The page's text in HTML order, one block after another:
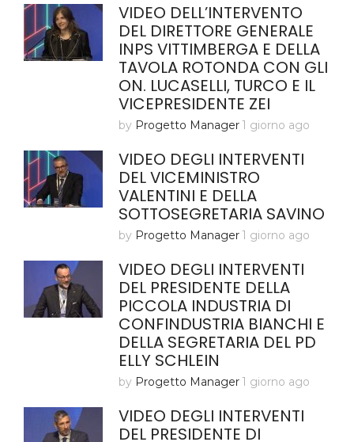
VIDEO DELL’INTERVENTO
DEL DIRETTORE GENERALE
INPS VITTIMBERGA E DELLA
TAVOLA ROTONDA CON GLI
ON. LUCASELLI, TURCO E IL
VICEPRESIDENTE ZEI
by Progetto Manager 1 giorno ago
VIDEO DEGLI INTERVENTI
DEL VICEMINISTRO
VALENTINI E DELLA
SOTTOSEGRETARIA SAVINO
by Progetto Manager 1 giorno ago
VIDEO DEGLI INTERVENTI
DEL PRESIDENTE DELLA
PICCOLA INDUSTRIA DI
CONFINDUSTRIA BIANCHI E
DELLA SEGRETARIA DEL PD
ELLY SCHLEIN
by Progetto Manager 1 giorno ago
VIDEO DEGLI INTERVENTI
DEL PRESIDENTE DI